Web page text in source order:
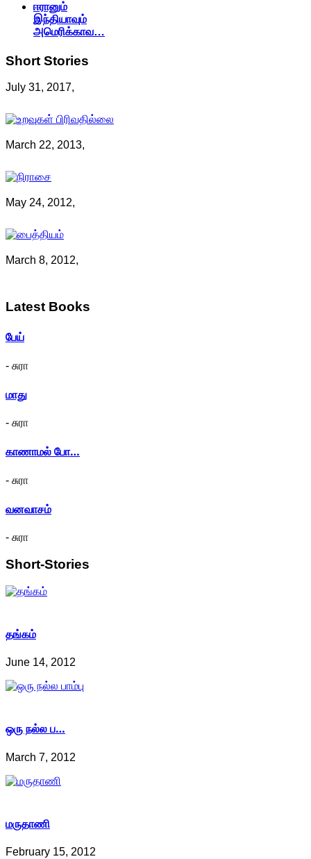
ஈரானும்
இந்தியாவும்
அமெரிக்காவ…
Short Stories
July 31, 2017,
March 22, 2013,
May 24, 2012,
March 8, 2012,
Latest Books
பேய்
- சுரா
மாது
- சுரா
காணாமல் போ…
- சுரா
வனவாசம்
- சுரா
Short-Stories
தங்கம்
June 14, 2012
ஒரு நல்ல ப…
March 7, 2012
மருதாணி
February 15, 2012